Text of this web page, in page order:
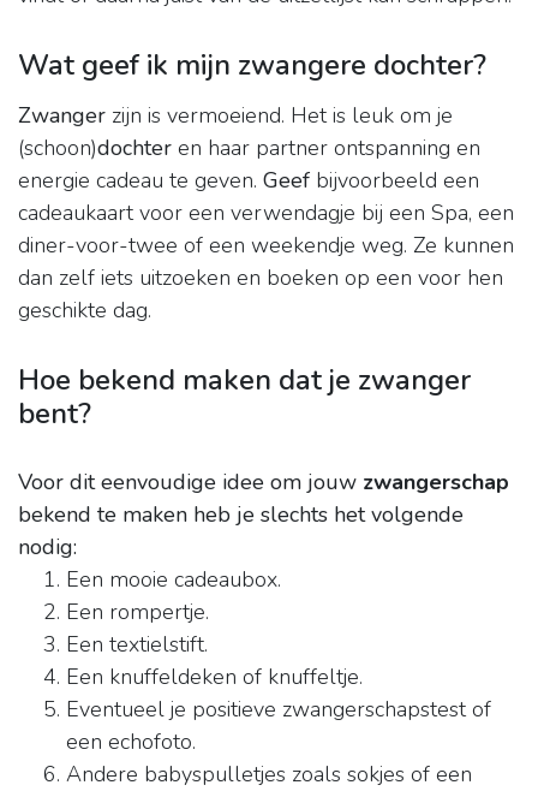
Wat geef ik mijn zwangere dochter?
Zwanger zijn is vermoeiend. Het is leuk om je
(schoon)dochter en haar partner ontspanning en
energie cadeau te geven. Geef bijvoorbeeld een
cadeaukaart voor een verwendagje bij een Spa, een
diner-voor-twee of een weekendje weg. Ze kunnen
dan zelf iets uitzoeken en boeken op een voor hen
geschikte dag.
Hoe bekend maken dat je zwanger
bent?
Voor dit eenvoudige idee om jouw zwangerschap
bekend te maken heb je slechts het volgende
nodig:
Een mooie cadeaubox.
Een rompertje.
Een textielstift.
Een knuffeldeken of knuffeltje.
Eventueel je positieve zwangerschapstest of
een echofoto.
Andere babyspulletjes zoals sokjes of een